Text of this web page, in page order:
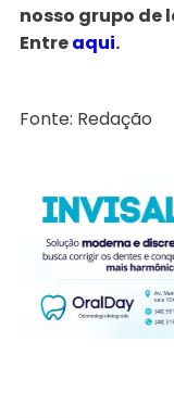
nosso grupo de
Entreaqui.
Fonte: Redação